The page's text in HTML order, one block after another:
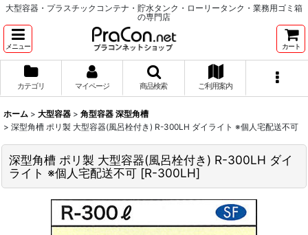
大型容器・プラスチックコンテナ・貯水タンク・ローリータンク・業務用ゴミ箱
の専門店
メニュー カート
カテゴリ マイページ 商品検索 ご利用案内
ホーム > 大型容器 > 角型容器 深型角槽
> 深型角槽 ポリ製 大型容器(風呂栓付き) R-300LH ダイライト ※個人宅配送不可
深型角槽 ポリ製 大型容器(風呂栓付き) R-300LH ダイ
ライト ※個人宅配送不可 [R-300LH]